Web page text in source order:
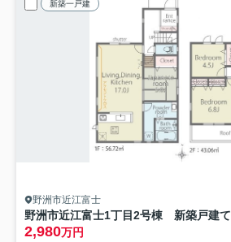
新築一戸建
野洲市近江富士
野洲市近江富士1丁目2号棟 新築戸建て
2,980万円